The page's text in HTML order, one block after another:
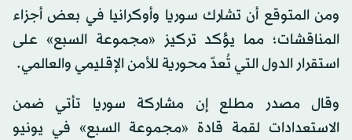
ومن المتوقع أن تشارك سوريا وأوكرانيا في بعض أجزاء
المناقشات؛ مما يؤكد تركيز «مجموعة السبع» على
استقرار الدول التي تُعدّ محورية للأمن الإقليمي والعالمي.
وقال مصدر مطلع إن مشاركة سوريا تأتي ضمن
الاستعدادات لقمة قادة «مجموعة السبع» في يونيو